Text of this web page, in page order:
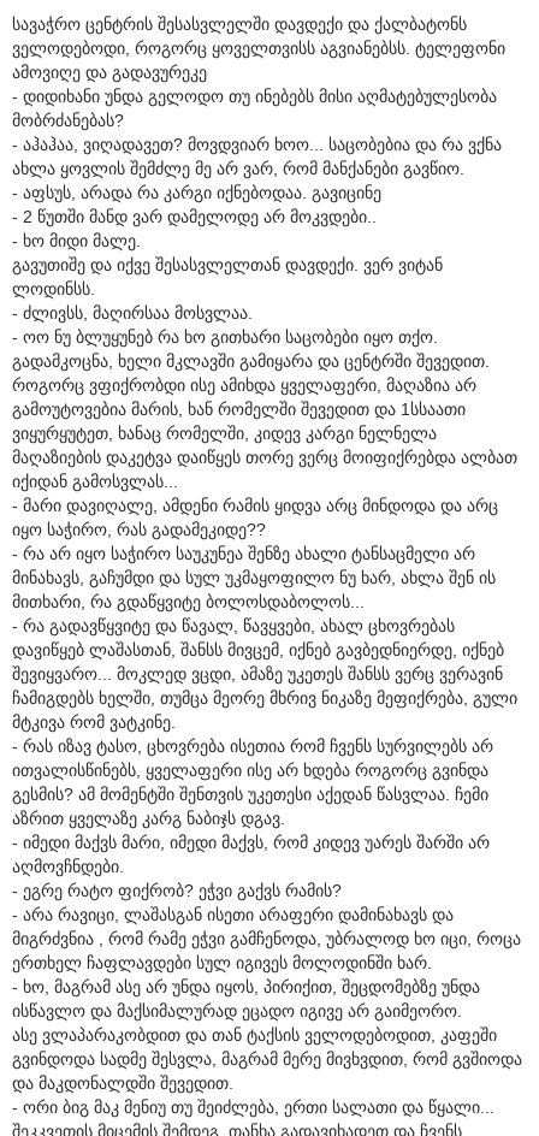
სავაჭრო ცენტრის შესასვლელში დავდექი და ქალბატონს
ველოდებოდი, როგორც ყოველთვისს აგვიანებსს. ტელეფონი
ამოვიღე და გადავურეკე
- დიდიხანი უნდა გელოდო თუ ინებებს მისი აღმატებულესობა
მობრძანებას?
- აჰაჰაა, ვიღადავეთ? მოვდვიარ ხოო... საცობებია და რა ვქნა
ახლა ყოვლის შემძლე მე არ ვარ, რომ მანქანები გავწიო.
- აფსუს, არადა რა კარგი იქნებოდაა. გავიცინე
- 2 წუთში მანდ ვარ დამელოდე არ მოკვდები..
- ხო მიდი მალე.
გავუთიშე და იქვე შესასვლელთან დავდექი. ვერ ვიტან
ლოდინსს.
- ძლივსს, მაღირსაა მოსვლაა.
- ოო ნუ ბლუყუნებ რა ხო გითხარი საცობები იყო თქო.
გადამკოცნა, ხელი მკლავში გამიყარა და ცენტრში შევედით.
როგორც ვფიქრობდი ისე ამიხდა ყველაფერი, მაღაზია არ
გამოუტოვებია მარის, ხან რომელში შევედით და 1სსაათი
ვიყურყუტეთ, ხანაც რომელში, კიდევ კარგი ნელნელა
მაღაზიების დაკეტვა დაიწყეს თორე ვერც მოიფიქრებდა ალბათ
იქიდან გამოსვლას...
- მარი დავიღალე, ამდენი რამის ყიდვა არც მინდოდა და არც
იყო საჭირო, რას გადამეკიდე??
- რა არ იყო საჭირო საუკუნეა შენზე ახალი ტანსაცმელი არ
მინახავს, გაჩუმდი და სულ უკმაყოფილო ნუ ხარ, ახლა შენ ის
მითხარი, რა გდაწყვიტე ბოლოსდაბოლოს...
- რა გადავწყვიტე და წავალ, წავყვები, ახალ ცხოვრებას
დავიწყებ ლაშასთან, შანსს მივცემ, იქნებ გავბედნიერდე, იქნებ
შევიყვარო... მოკლედ ვცდი, ამაზე უკეთეს შანსს ვერც ვერავინ
ჩამიგდებს ხელში, თუმცა მეორე მხრივ ნიკაზე მეფიქრება, გული
მტკივა რომ ვატკინე.
- რას იზავ ტასო, ცხოვრება ისეთია რომ ჩვენს სურვილებს არ
ითვალისწინებს, ყველაფერი ისე არ ხდება როგორც გვინდა
გესმის? ამ მომენტში შენთვის უკეთესი აქედან წასვლაა. ჩემი
აზრით ყველაზე კარგ ნაბიჯს დგავ.
- იმედი მაქვს მარი, იმედი მაქვს, რომ კიდევ უარეს შარში არ
აღმოვჩნდები.
- ეგრე რატო ფიქრობ? ეჭვი გაქვს რამის?
- არა რავიცი, ლაშასგან ისეთი არაფერი დამინახავს და
მიგრძვნია , რომ რამე ეჭვი გამჩენოდა, უბრალოდ ხო იცი, როცა
ერთხელ ჩაფლავდები სულ იგივეს მოლოდინში ხარ.
- ხო, მაგრამ ასე არ უნდა იყოს, პირიქით, შეცდომებზე უნდა
ისწავლო და მაქსიმალურად ეცადო იგივე არ გაიმეორო.
ასე ვლაპარაკობდით და თან ტაქსის ველოდებოდით, კაფეში
გვინდოდა სადმე შესვლა, მაგრამ მერე მივხვდით, რომ გვშიოდა
და მაკდონალდში შევედით.
- ორი ბიგ მაკ მენიუ თუ შეიძლება, ერთი სალათი და წყალი...
შეკკვეთის მიცემის შემდეგ, თანხა გადავიხადეთ და ჩვენს